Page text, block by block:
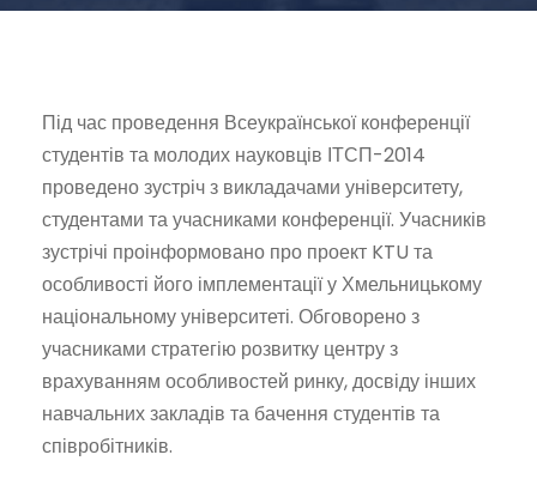
Під час проведення Всеукраїнської конференції
студентів та молодих науковців ІТСП-2014
проведено зустріч з викладачами університету,
студентами та учасниками конференції. Учасників
зустрічі проінформовано про проект KTU та
особливості його імплементації у Хмельницькому
національному університеті. Обговорено з
учасниками стратегію розвитку центру з
врахуванням особливостей ринку, досвіду інших
навчальних закладів та бачення студентів та
співробітників.